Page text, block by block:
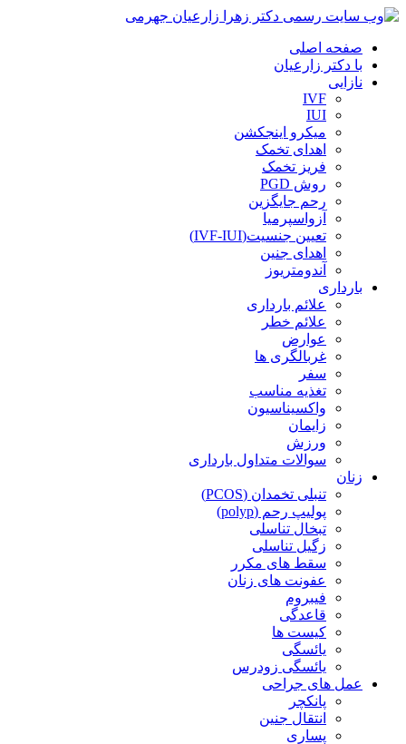
صفحه اصلی
با دکتر زارعیان
نازایی
IVF
IUI
میکرو اینجکشن
اهدای تخمک
فریز تخمک
روش PGD
رحم جایگزین
آزواسپرمیا
تعیین جنسیت(IVF-IUI)
اهدای جنین
آندومتریوز
بارداری
علائم بارداری
علائم خطر
عوارض
غربالگری ها
سفر
تغذیه مناسب
واکسیناسیون
زایمان
ورزش
سوالات متداول بارداری
زنان
تنبلی تخمدان (PCOS)
پولیپ رحم (polyp)
تبخال تناسلی
زگیل تناسلی
سقط های مکرر
عفونت های زنان
فیبروم
قاعدگی
کیست ها
یائسگی
یائسگی زودرس
عمل های جراحی
پانکچر
انتقال جنین
پساری